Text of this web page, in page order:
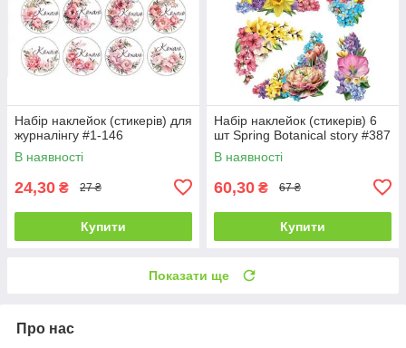
Набір наклейок (стикерів) для
журналінгу #1-146
В наявності
24,30 ₴ 27 ₴
Купити
Набір наклейок (стикерів) 6
шт Spring Botanical story #387
В наявності
60,30 ₴ 67 ₴
Купити
Показати ще
Про нас